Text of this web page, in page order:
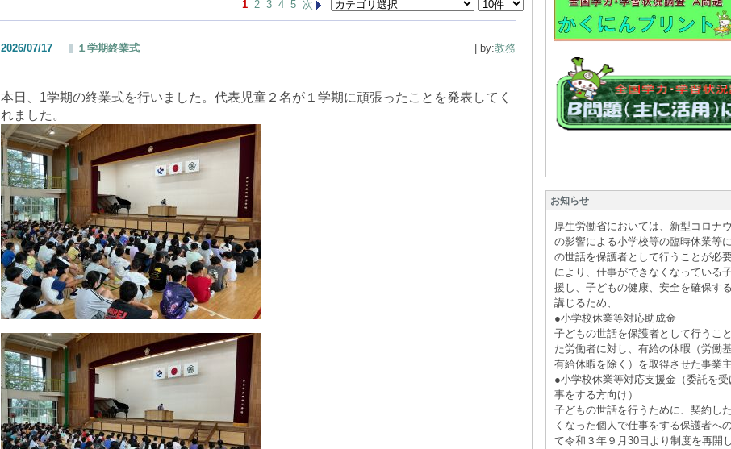
1 2 3 4 5 次
2026/07/17 １学期終業式 | by:教務
本日、1学期の終業式を行いました。代表児童２名が１学期に頑張ったことを発表してく
れました。
お知らせ
厚生労働省においては、新型コロナ
の影響による小学校等の臨時休業等
の世話を保護者として行うことが必
により、仕事ができなくなっている
援し、子どもの健康、安全を確保す
講じるため、
●小学校休業等対応助成金
子どもの世話を保護者として行うこ
た労働者に対し、有給の休暇（労働
有給休暇を除く）を取得させた事業
●小学校休業等対応支援金（委託を
事をする方向け）
子どもの世話を行うために、契約し
くなった個人で仕事をする保護者へ
て令和３年９月30日より制度を再開